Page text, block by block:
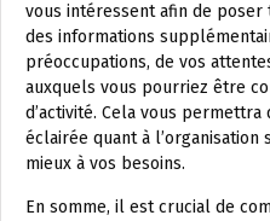
vous intéressent afin de
des informations
préoccupations, de vos
auxquels vous pourriez être
d’activité. Cela vous
éclairée quant à
mieux à vos besoins.
En somme, il est crucial de